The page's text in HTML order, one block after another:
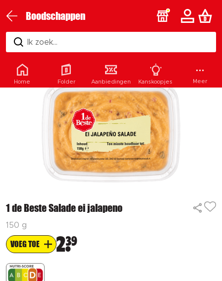
Boodschappen
Ik zoek...
1 de Beste Salade ei jalapeno
150 g
VOEG TOE 239
Home Folder Aanbiedingen Kanskoopjes Meer